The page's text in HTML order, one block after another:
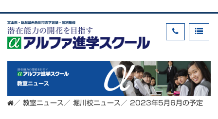
富山県・新潟県糸魚川市の学習塾・個別指導
教室ニュース
／ 教室ニュース ／ 堀川校ニュース ／ 2023年5月6月の予定